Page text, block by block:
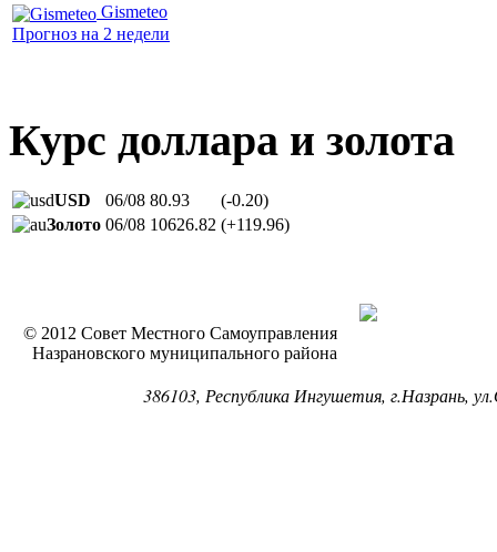
Gismeteo
Прогноз на 2 недели
Курс доллара и золота
USD 06/08 80.93
(-0.20)
Золото 06/08 10626.82 (+119.96)
© 2012 Совет Местного Самоуправления
Назрановского муниципального района
386103, Республика Ингушетия, г.Назрань,